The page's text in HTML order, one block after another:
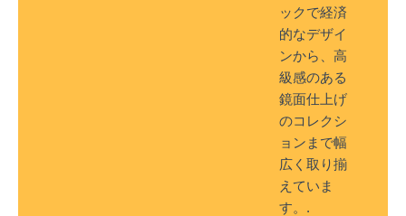
ックで経済
的なデザイ
ンから、高
級感のある
鏡面仕上げ
のコレクシ
ョンまで幅
広く取り揃
えていま
す。.